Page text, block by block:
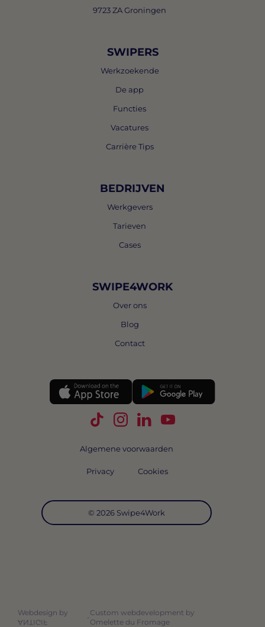
9723 ZA Groningen
SWIPERS
Werkzoekende
De app
Functies
Vacatures
Carrière Tips
BEDRIJVEN
Werkgevers
Tarieven
Cases
SWIPE4WORK
Over ons
Blog
Contact
Volg Swipe4Work op TikTok
Volg Swipe4Work op
Volg Swipe4Work op
Volg Swipe4Work
© 2026 Swipe4Work
Algemene voorwaarden
Privacy Cookies
Webdesign by
ANTIGIF
-
Custom webdevelopment by
Omelette du Fromage